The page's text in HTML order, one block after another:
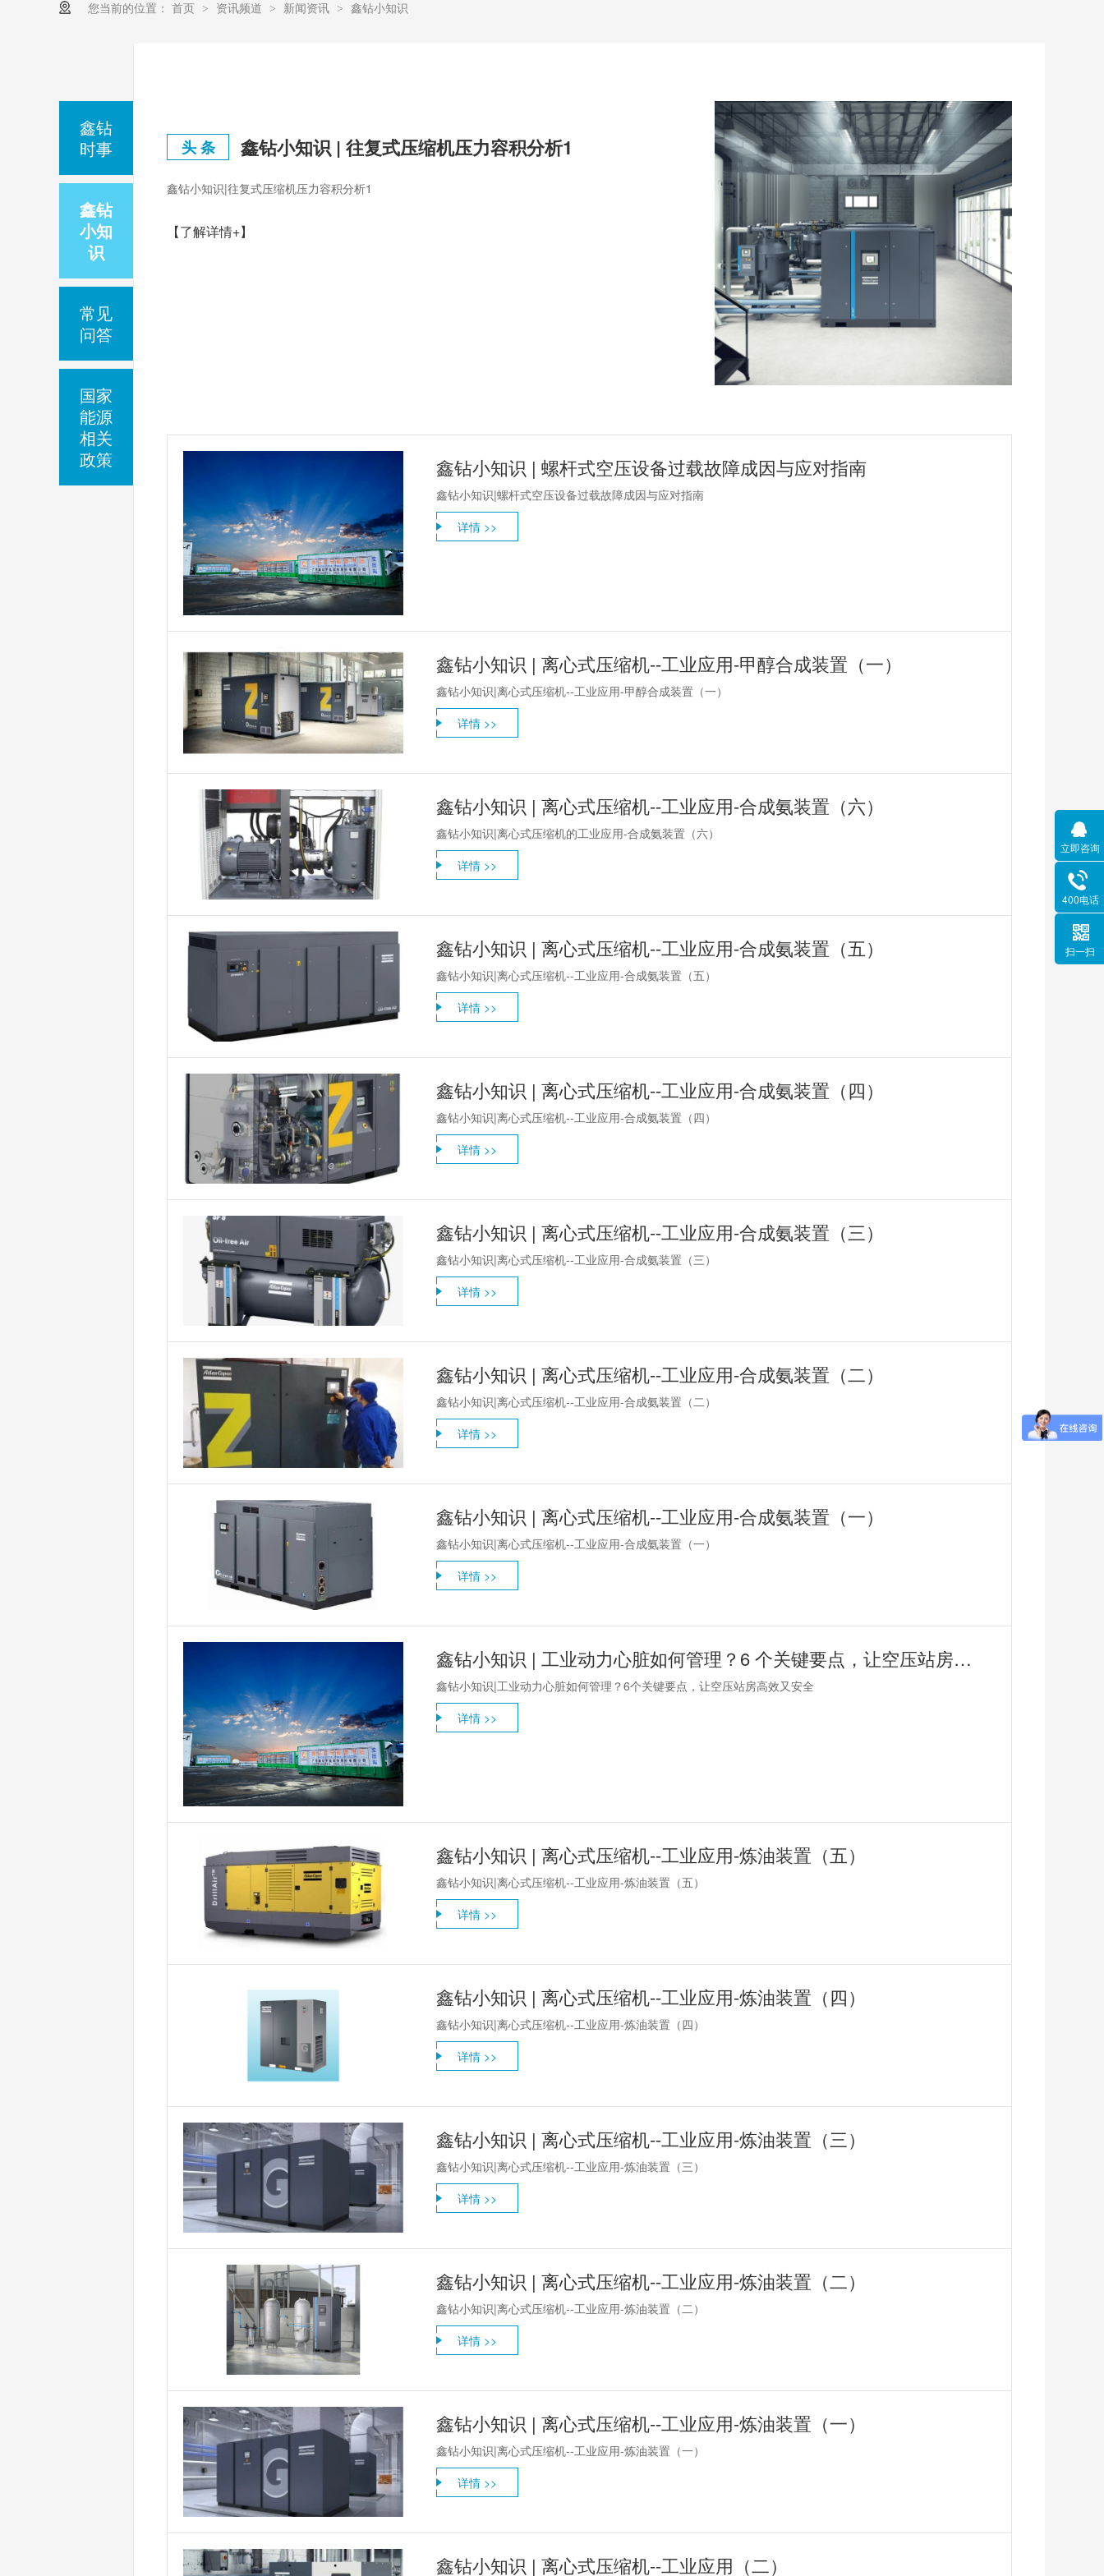
您当前的位置： 首页 > 资讯频道 > 新闻资讯 > 鑫钻小知识
头 条 鑫钻小知识 | 往复式压缩机压力容积分析1
鑫钻小知识|往复式压缩机压力容积分析1
【了解详情+】
鑫钻小知识 | 螺杆式空压设备过载故障成因与应对指南
鑫钻小知识|螺杆式空压设备过载故障成因与应对指南
详情 >>
鑫钻小知识 | 离心式压缩机--工业应用-甲醇合成装置（一）
鑫钻小知识|离心式压缩机--工业应用-甲醇合成装置（一）
详情 >>
鑫钻小知识 | 离心式压缩机--工业应用-合成氨装置（六）
鑫钻小知识|离心式压缩机的工业应用-合成氨装置（六）
详情 >>
鑫钻小知识 | 离心式压缩机--工业应用-合成氨装置（五）
鑫钻小知识|离心式压缩机--工业应用-合成氨装置（五）
详情 >>
鑫钻小知识 | 离心式压缩机--工业应用-合成氨装置（四）
鑫钻小知识|离心式压缩机--工业应用-合成氨装置（四）
详情 >>
鑫钻小知识 | 离心式压缩机--工业应用-合成氨装置（三）
鑫钻小知识|离心式压缩机--工业应用-合成氨装置（三）
详情 >>
鑫钻小知识 | 离心式压缩机--工业应用-合成氨装置（二）
鑫钻小知识|离心式压缩机--工业应用-合成氨装置（二）
详情 >>
鑫钻小知识 | 离心式压缩机--工业应用-合成氨装置（一）
鑫钻小知识|离心式压缩机--工业应用-合成氨装置（一）
详情 >>
鑫钻小知识 | 工业动力心脏如何管理？6 个关键要点，让空压站房高效又安全
鑫钻小知识|工业动力心脏如何管理？6个关键要点，让空压站房高效又安全
详情 >>
鑫钻小知识 | 离心式压缩机--工业应用-炼油装置（五）
鑫钻小知识|离心式压缩机--工业应用-炼油装置（五）
详情 >>
鑫钻小知识 | 离心式压缩机--工业应用-炼油装置（四）
鑫钻小知识|离心式压缩机--工业应用-炼油装置（四）
详情 >>
鑫钻小知识 | 离心式压缩机--工业应用-炼油装置（三）
鑫钻小知识|离心式压缩机--工业应用-炼油装置（三）
详情 >>
鑫钻小知识 | 离心式压缩机--工业应用-炼油装置（二）
鑫钻小知识|离心式压缩机--工业应用-炼油装置（二）
详情 >>
鑫钻小知识 | 离心式压缩机--工业应用-炼油装置（一）
鑫钻小知识|离心式压缩机--工业应用-炼油装置（一）
详情 >>
鑫钻小知识 | 离心式压缩机--工业应用（二）
鑫钻
时事
鑫钻
小知
识
常见
问答
国家
能源
相关
政策
立即咨询
400电话
扫一扫